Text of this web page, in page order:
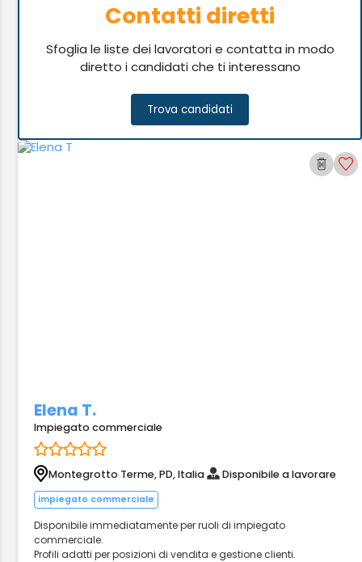
Contatti diretti
Sfoglia le liste dei lavoratori e contatta in modo
diretto i candidati che ti interessano
Trova candidati
Elena T.
Impiegato commerciale
Montegrotto Terme, PD, Italia Disponibile a lavorare
impiegato commerciale
Disponibile immediatamente per ruoli di impiegato
commerciale.
Profili adatti per posizioni di vendita e gestione clienti.